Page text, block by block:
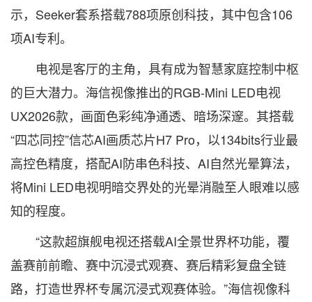
示，Seeker套系搭载788项原创科技，其中包含106
项AI专利。
电视是客厅的主角，具有成为智慧家庭控制中枢
的巨大潜力。海信视像推出的RGB-Mini LED电视
UX2026款，画面色彩纯净通透、暗场深邃。其搭载
“四芯同控”信芯AI画质芯片H7 Pro，以134bits行业最
高控色精度，搭配AI防串色科技、AI自然光晕算法，
将Mini LED电视明暗交界处的光晕消融至人眼难以感
知的程度。
“这款超旗舰电视还搭载AI全景世界杯功能，覆
盖赛前前瞻、赛中沉浸式观赛、赛后精彩复盘全链
路，打造世界杯专属沉浸式观赛体验。”海信视像科